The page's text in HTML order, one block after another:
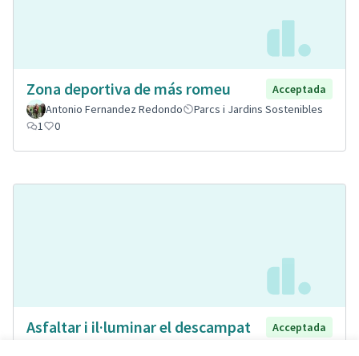
Zona deportiva de más romeu
Acceptada
Antonio Fernandez Redondo
Parcs i Jardins Sostenibles
1
0
Asfaltar i il·luminar el descampat
Acceptada